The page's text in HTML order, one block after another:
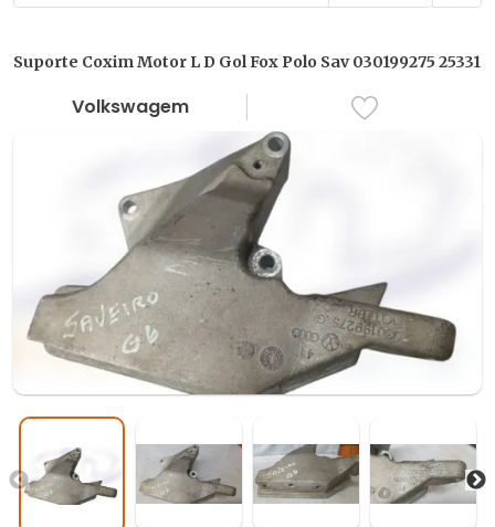
Suporte Coxim Motor L D Gol Fox Polo Sav 030199275 25331
Volkswagem